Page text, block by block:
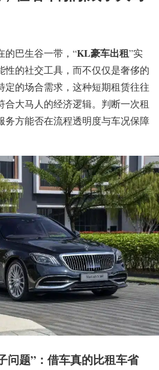
的巴生谷一带，“KL豪车出租”实
性的社交工具，而不仅仅是奢侈的
定的场合需求，这种短期租赁往往
合大马人的经济逻辑。判断一次租
务方能否在流程透明度与车况保障
问题”：借车真的比租车省